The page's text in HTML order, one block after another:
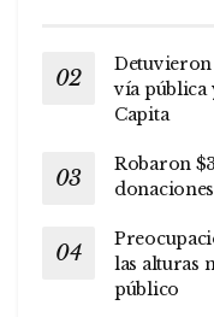
vía pública
Capita
Robaron
las alturas
público